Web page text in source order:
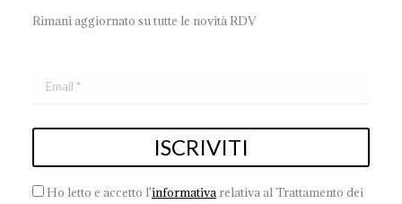
Rimani aggiornato su tutte le novità RDV
Ho letto e accetto l'informativa relativa al Trattamento dei